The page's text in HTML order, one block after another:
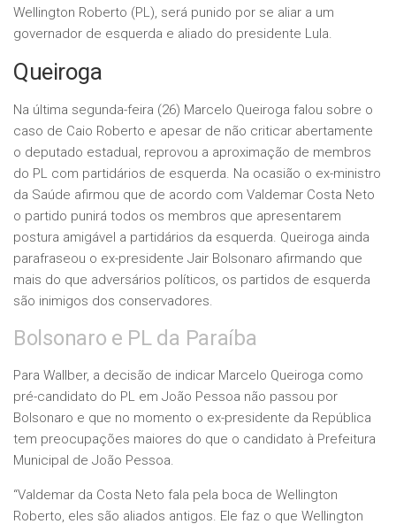
Wellington Roberto (PL), será punido por se aliar a um
governador de esquerda e aliado do presidente Lula.
Queiroga
Na última segunda-feira (26) Marcelo Queiroga falou sobre o
caso de Caio Roberto e apesar de não criticar abertamente
o deputado estadual, reprovou a aproximação de membros
do PL com partidários de esquerda. Na ocasião o ex-ministro
da Saúde afirmou que de acordo com Valdemar Costa Neto
o partido punirá todos os membros que apresentarem
postura amigável a partidários da esquerda. Queiroga ainda
parafraseou o ex-presidente Jair Bolsonaro afirmando que
mais do que adversários políticos, os partidos de esquerda
são inimigos dos conservadores.
Bolsonaro e PL da Paraíba
Para Wallber, a decisão de indicar Marcelo Queiroga como
pré-candidato do PL em João Pessoa não passou por
Bolsonaro e que no momento o ex-presidente da República
tem preocupações maiores do que o candidato à Prefeitura
Municipal de João Pessoa.
“Valdemar da Costa Neto fala pela boca de Wellington
Roberto, eles são aliados antigos. Ele faz o que Wellington